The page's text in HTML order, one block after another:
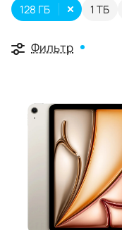
1 ТБ
128 ГБ
Фильтр